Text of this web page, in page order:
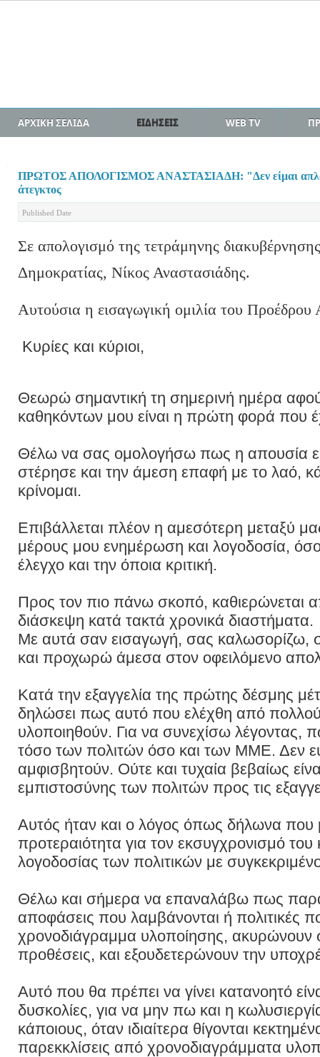
ΑΡΧΙΚΗ ΣΕΛΙΔΑ ΕΙΔΗΣΕΙΣ WEB TV
ΠΡΩΤΟΣ ΑΠΟΛΟΓΙΣΜΟΣ ΑΝΑΣΤΑΣΙΑΔΗ: "Δεν είμαι απλά
άτεγκτος
Published Date
Σε απολογισμό της τετράμηνης
Δημοκρατίας, Νίκος Αναστασιάδης.
Αυτούσια η εισαγωγική ομιλία του Προέδρου
Κυρίες και κύριοι,
Θεωρώ σημαντική τη σημερινή ημέρα
καθηκόντων μου είναι η πρώτη φορά που
Θέλω να σας ομολογήσω πως η απουσία
στέρησε και την άμεση επαφή με το λαό,
κρίνομαι.
Eπιβάλλεται πλέον η αμεσότερη μεταξύ
μέρους μου ενημέρωση και λογοδοσία,
έλεγχο και την όποια κριτική.
Προς τον πιο πάνω σκοπό, καθιερώνεται
διάσκεψη κατά τακτά χρονικά διαστήματα.
Με αυτά σαν εισαγωγή, σας καλωσορίζω,
και προχωρώ άμεσα στον οφειλόμενο
Κατά την εξαγγελία της πρώτης δέσμης
δηλώσει πως αυτό που ελέχθη από
υλοποιηθούν. Για να συνεχίσω λέγοντας,
τόσο των πολιτών όσο και των ΜΜΕ. Δεν
αμφισβητούν. Ούτε και τυχαία βεβαίως
εμπιστοσύνης των πολιτών προς τις
Αυτός ήταν και ο λόγος όπως δήλωνα που
προτεραιότητα για τον εκσυγχρονισμό
λογοδοσίας των πολιτικών με
Θέλω και σήμερα να επαναλάβω πως
αποφάσεις που λαμβάνονται ή πολιτικές
χρονοδιάγραμμα υλοποίησης, ακυρώνουν
προθέσεις, και εξουδετερώνουν την
Αυτό που θα πρέπει να γίνει κατανοητό
δυσκολίες, για να μην πω και η
κάποιους, όταν ιδιαίτερα θίγονται
παρεκκλίσεις από χρονοδιαγράμματα